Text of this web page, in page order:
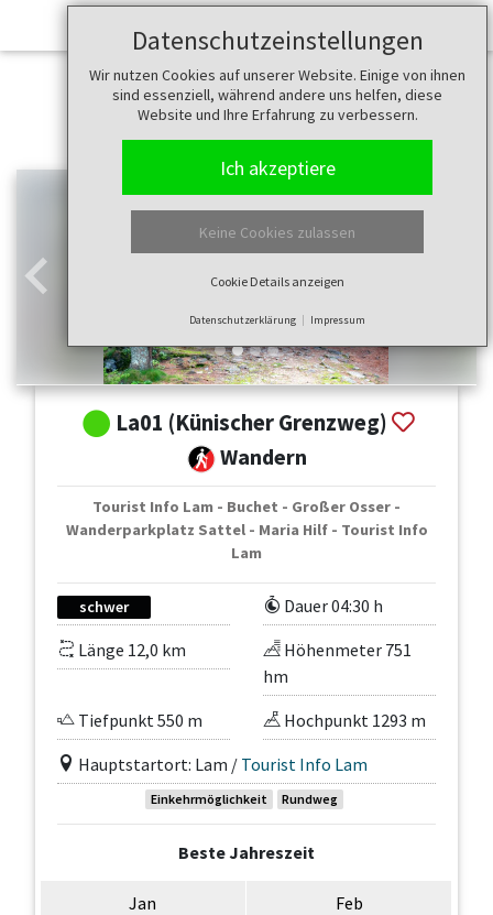
Datenschutzeinstellungen
Wir nutzen Cookies auf unserer Website. Einige von ihnen
sind essenziell, während andere uns helfen, diese
Website und Ihre Erfahrung zu verbessern.
Ich akzeptiere
Keine Cookies zulassen
Cookie Details anzeigen
Datenschutzerklärung Impressum
Zurück
La01 (Künischer Grenzweg)
Wandern
Tourist Info Lam - Buchet - Großer Osser -
Wanderparkplatz Sattel - Maria Hilf - Tourist Info
Lam
schwer
Dauer 04:30 h
Länge 12,0 km
Höhenmeter 751
hm
Tiefpunkt 550 m
Hochpunkt 1293 m
Hauptstartort: Lam / Tourist Info Lam
Einkehrmöglichkeit Rundweg
Beste Jahreszeit
Jan Feb